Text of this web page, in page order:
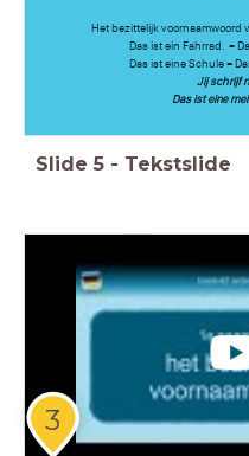
Het bezittelijk voornaamwoord
Das ist ein Fahrrad. =
Das ist eine Schule =
Jij schrijf
Das ist eine
Slide 5 - Tekstslide
3